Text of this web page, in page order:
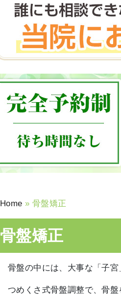
Home » 骨盤矯正
骨盤矯正
骨盤の中には、大事な「子宮
つめくさ式骨盤調整で、骨